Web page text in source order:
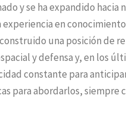
y se ha expandido hacia
en
una posición de
y defensa y, en los
constante para
para abordarlos, siempre